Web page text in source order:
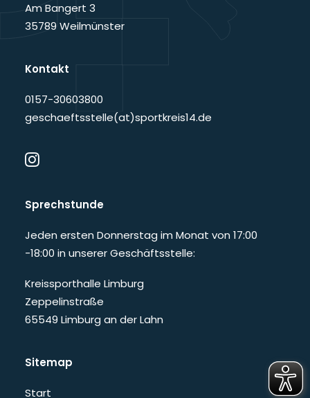
Am Bangert 3
35789 Weilmünster
Kontakt
0157-30603800
geschaeftsstelle(at)sportkreis14.de
Sprechstunde
Jeden ersten Donnerstag im Monat von 17:00
-18:00 in unserer Geschäftsstelle:
Kreissporthalle Limburg
Zeppelinstraße
65549 Limburg an der Lahn
Sitemap
Start